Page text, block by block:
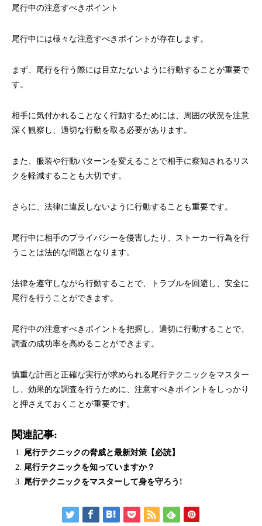
尾行中の注意すべきポイント
尾行中には様々な注意すべきポイントが存在します。
まず、尾行を行う際には目立たないように行動することが重要で
す。
相手に気付かれることなく行動するためには、周囲の状況を注意
深く観察し、適切な行動を取る必要があります。
また、服装や行動パターンを変えることで相手に察知されるリス
クを軽減することも大切です。
さらに、法律に違反しないように行動することも重要です。
尾行中に相手のプライバシーを侵害したり、ストーカー行為を行
うことは法的な問題となります。
法律を遵守しながら行動することで、トラブルを回避し、安全に
尾行を行うことができます。
尾行中の注意すべきポイントを把握し、適切に行動することで、
調査の成功率を高めることができます。
慎重な計画と正確な実行が求められる尾行テクニックをマスター
し、効果的な調査を行うために、注意すべきポイントをしっかり
と押さえておくことが重要です。
関連記事:
尾行テクニックの脅威と最新対策【必読】
尾行テクニックを知っていますか？
尾行テクニックをマスターして身を守ろう!